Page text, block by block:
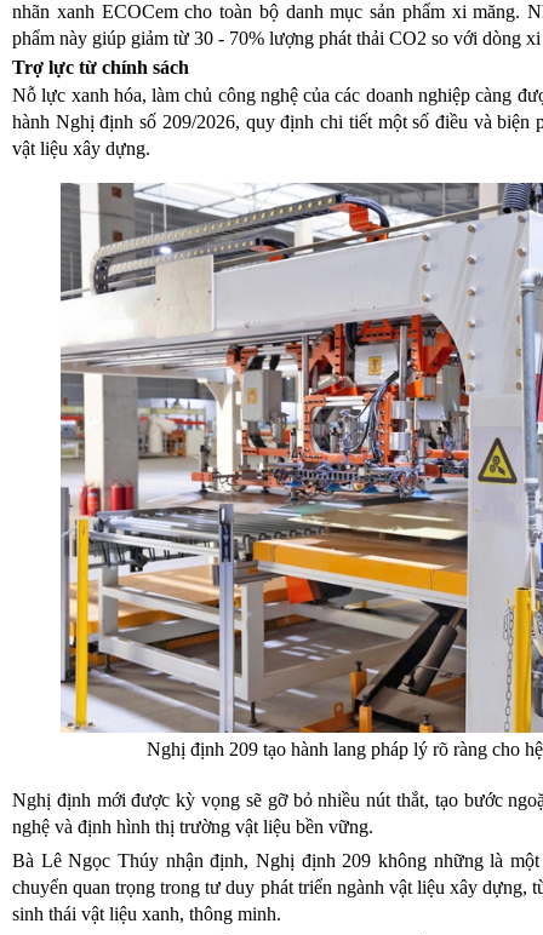
nhãn xanh ECOCem cho toàn bộ danh mục sản phẩm xi măng.
phẩm này giúp giảm từ 30 - 70% lượng phát thải CO2 so với dòng
Trợ lực từ chính sách
Nỗ lực xanh hóa, làm chủ công nghệ của các doanh nghiệp càng
hành Nghị định số 209/2026, quy định chi tiết một số điều và
vật liệu xây dựng.
Nghị định 209 tạo hành lang pháp lý rõ ràng cho
Nghị định mới được kỳ vọng sẽ gỡ bỏ nhiều nút thắt, tạo bước
nghệ và định hình thị trường vật liệu bền vững.
Bà Lê Ngọc Thúy nhận định, Nghị định 209 không những là
chuyển quan trọng trong tư duy phát triển ngành vật liệu xây dựng,
sinh thái vật liệu xanh, thông minh.